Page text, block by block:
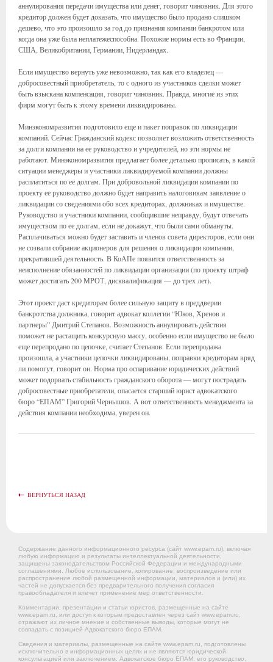
аннулирования передачи имущества или денег, говорит чиновник. Для этого
кредитор должен будет доказать, что имущество было продано слишком
дешево, что это произошло за год до признания компании банкротом или
когда она уже была неплатежеспособна. Похожие нормы есть во Франции,
США, Великобритании, Германии, Нидерландах.
Если имущество вернуть уже невозможно, так как его владелец —
добросовестный приобретатель, то с одного из участников сделки может
быть взыскана компенсация, говорит чиновник. Правда, многие из этих
фирм могут быть к этому времени ликвидированы.
Минэкономразвития подготовило еще и пакет поправок по ликвидации
компаний. Сейчас Гражданский кодекс позволяет возложить ответственность
за долги компании на ее руководство и учредителей, но эти нормы не
работают. Минэкономразвития предлагает более детально прописать, в какой
ситуации менеджеры и участники ликвидируемой компании должны
расплатиться по ее долгам. При добровольной ликвидации компании по
проекту ее руководство должно будет направить налоговикам заявление о
ликвидации со сведениями обо всех кредиторах, должниках и имуществе.
Руководство и участники компании, сообщившие неправду, будут отвечать
имуществом по ее долгам, если не докажут, что были сами обмануты.
Расплачиваться можно будет заставить и членов совета директоров, если они
не созвали собрание акционеров для решения о ликвидации компании,
прекратившей деятельность. В КоАПе появится ответственность за
неисполнение обязанностей по ликвидации организации (по проекту штраф
может достигать 200 МРОТ, дисквалификация — до трех лет).
Этот проект даст кредиторам более сильную защиту в преддверии
банкротства должника, говорит адвокат коллегии “Юков, Хренов и
партнеры” Дмитрий Степанов. Возможность аннулировать действия
поможет не растащить конкурсную массу, особенно если имущество не было
еще перепродано по цепочке, считает Степанов. Если перепродажа
произошла, а участники цепочки ликвидированы, поправки кредиторам вряд
ли помогут, говорит он. Норма про оспаривание юридических действий
может подорвать стабильность гражданского оборота — могут пострадать
добросовестные приобретатели, опасается старший юрист адвокатского
бюро “ЕПАМ” Григорий Чернышов. А вот ответственность менеджмента за
действия компании необходима, уверен он.
ВЕРНУТЬСЯ НАЗАД
Содержание данного информационного ресурса (сайт www.epam.ru), включая
любую информацию и результаты интеллектуальной деятельности,
защищены законодательством Российской Федерации и международными
соглашениями. Любое использование, копирование, воспроизведение или
распространение любой размещенной информации, материалов и (или) их
частей не допускается без предварительного получения согласия
правообладателя и влечет применение мер ответственности.
Комментарии, презентации и статьи юристов, размещенные на сайте
www.epam.ru, или доступ к которым предоставлен через сайт www.epam.ru,
отражают их личное мнение и собственные выводы, которые могут не
совпадать с позицией Адвокатского бюро ЕПАМ.
Сведения и материалы, размещенные на сайте www.epam.ru, подготовлены
исключительно в информационных целях и не являются юридической
консультацией или заключением. Адвокатское бюро ЕПАМ, его руководство,